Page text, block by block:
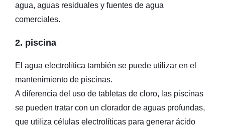
agua, aguas residuales y fuentes de agua
comerciales.
2. piscina
El agua electrolítica también se puede utilizar en el
mantenimiento de piscinas.
A diferencia del uso de tabletas de cloro, las piscinas
se pueden tratar con un clorador de aguas profundas,
que utiliza células electrolíticas para generar ácido